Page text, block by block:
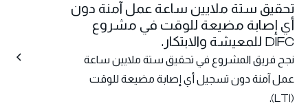
تحقيق ستة ملايين ساعة عمل آمنة دون
أي إصابة مضيعة للوقت في مشروع
DIFC للمعيشة والابتكار.
نجح فريق المشروع في تحقيق ستة ملايين ساعة
عمل آمنة دون تسجيل أي إصابة مضيعة للوقت
(LTI).